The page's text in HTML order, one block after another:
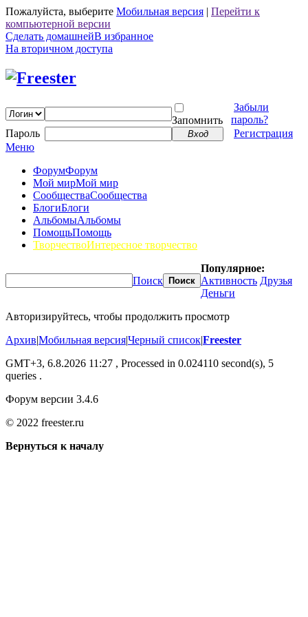
Пожалуйста, выберите Мобильная версия | Перейти к
компьютерной версии
Сделать домашнейВ избранное
На вторичном доступа
Запомнить
Забыли
пароль?
Пароль
Вход
Регистрация
Меню
ФорумФорум
Мой мирМой мир
СообществаСообщества
БлогиБлоги
АльбомыАльбомы
ПомощьПомощь
ТворчествоИнтересное творчество
Поиск Поиск
Популярное:
Активность Друзья
Деньги
Авторизируйтесь, чтобы продолжить просмотр
Архив|Мобильная версия|Черный список|Freester
GMT+3, 6.8.2026 11:27 , Processed in 0.024110 second(s), 5
queries .
Форум версии 3.4.6
© 2022 freester.ru
Вернуться к началу